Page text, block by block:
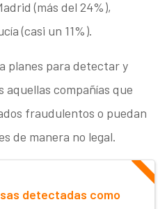
(más del 24%),
(casi un 11%).
planes para detectar y
aquellas compañías que
fraudulentos o puedan
de manera no legal.
detectadas como